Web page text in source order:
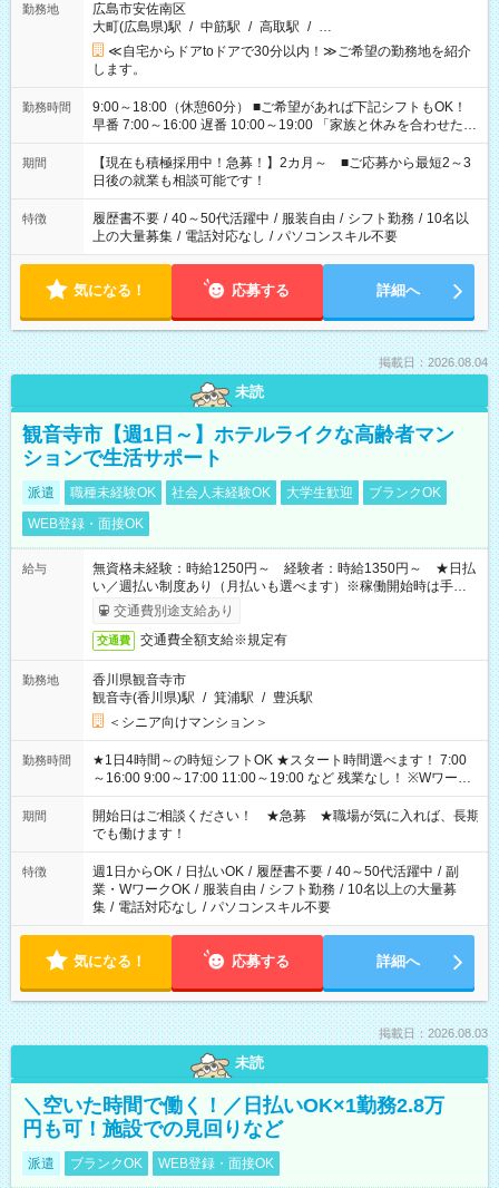
勤務地
広島市安佐南区
大町(広島県)駅 / 中筋駅 / 高取駅 / …
≪自宅からドアtoドアで30分以内！≫ご希望の勤務地を紹介
します。
勤務時間
9:00～18:00（休憩60分） ■ご希望があれば下記シフトもOK！
早番 7:00～16:00 遅番 10:00～19:00 「家族と休みを合わせた
い」 「余裕を持って夕飯の準備がしたい」 「できれば残業はし
たくない」 など、ご希望を教えてくださいね。 ※Wワーク希望
の方へ 今ご覧のお仕事で希望する勤務時間と、もう1つのお仕事
の勤務時間。 合計で週40時間を超える場合は応募できません。
期間
【現在も積極採用中！急募！】2カ月～ ■ご応募から最短2～3
日後の就業も相談可能です！
特徴 履歴書不要 / 40～50代活躍中 / 服装自由 / シフト勤務 / 10名以
上の大量募集 / 電話対応なし / パソコンスキル不要
気になる！ 応募する 詳細へ
掲載日：2026.08.04
未読
観音寺市【週1日～】ホテルライクな高齢者マン
ションで生活サポート
派遣 職種未経験OK 社会人未経験OK 大学生歓迎
ブランクOK
WEB登録・面接OK
給与
無資格未経験：時給1250円～ 経験者：時給1350円～ ★日払
い／週払い制度あり（月払いも選べます）※稼働開始時は手続き
完了次第のお支払いとなります。
交通費別途支給あり
交通費 交通費全額支給※規定有
勤務地
香川県観音寺市
観音寺(香川県)駅 / 箕浦駅 / 豊浜駅
＜シニア向けマンション＞
勤務時間
★1日4時間～の時短シフトOK ★スタート時間選べます！ 7:00
～16:00 9:00～17:00 11:00～19:00 など 残業なし！ ※Wワーク
の場合、他のお仕事と合わせ週40時間超の就業はご案内できま
せん ※法令に基づき、週20時間以上勤務は社会保険への加入対
象となります ※労働者派遣法（日雇い派遣の原則禁止）によ
り、短時間・短期間の就業はご案内が難しい場合があります
期間
開始日はご相談ください！ ★急募 ★職場が気に入れば、長期
でも働けます！
特徴 週1日からOK / 日払いOK / 履歴書不要 / 40～50代活躍中 / 副
業・WワークOK / 服装自由 / シフト勤務 / 10名以上の大量募
集 / 電話対応なし / パソコンスキル不要
気になる！ 応募する 詳細へ
掲載日：2026.08.03
未読
＼空いた時間で働く！／日払いOK×1勤務2.8万
円も可！施設での見回りなど
派遣 ブランクOK WEB登録・面接OK